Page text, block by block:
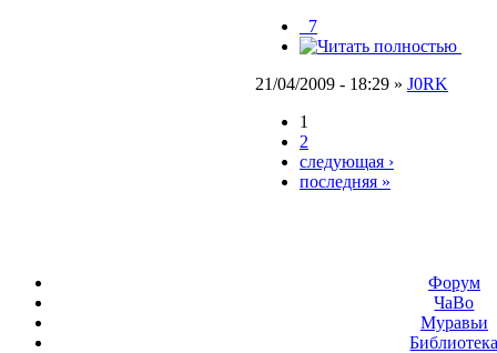
_7
21/04/2009 - 18:29 » J0RK
1
2
следующая ›
последняя »
Форум
ЧаВо
Муравьи